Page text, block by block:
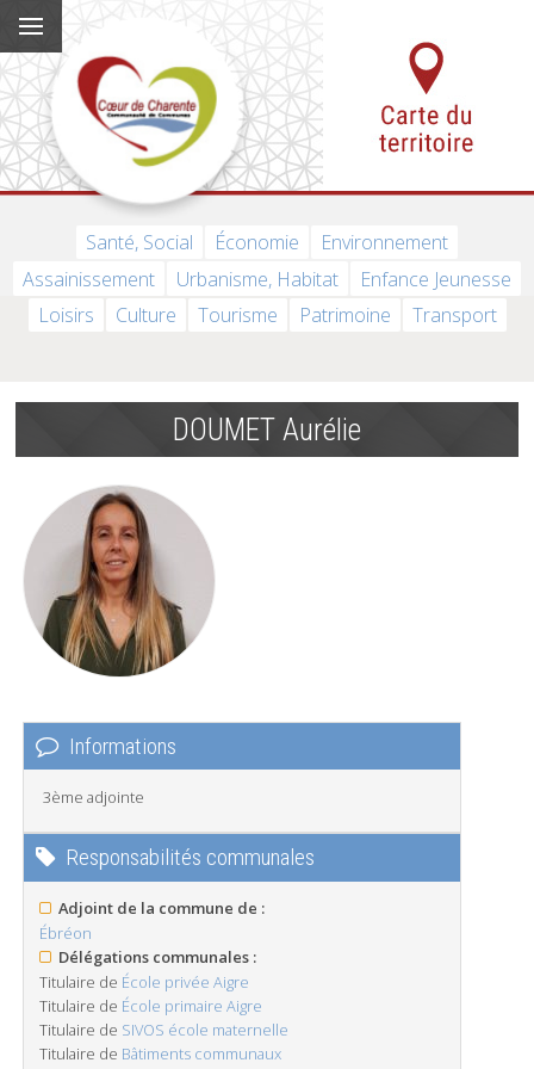
Santé, Social Économie
Environnement
Assainissement
Urbanisme, Habitat
Enfance Jeunesse
Loisirs
Culture Tourisme Patrimoine Transport
DOUMET Aurélie
Informations
3ème adjointe
Responsabilités communales
Adjoint de la commune de :
Ébréon
Délégations communales :
Titulaire de École privée Aigre
Titulaire de École primaire Aigre
Titulaire de SIVOS école maternelle
Titulaire de Bâtiments communaux